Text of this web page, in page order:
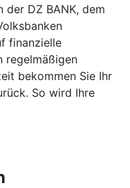
der DZ BANK, dem
finanzielle
regelmäßigen
bekommen Sie Ihr
So wird Ihre